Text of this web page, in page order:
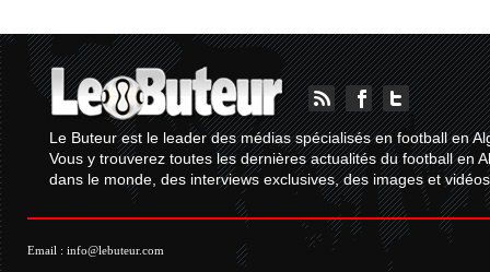
Le Buteur est le leader des médias spécialisés en football en
Vous y trouverez toutes les dernières actualités du football en
dans le monde, des interviews exclusives, des images et
Email : info@lebuteur.com